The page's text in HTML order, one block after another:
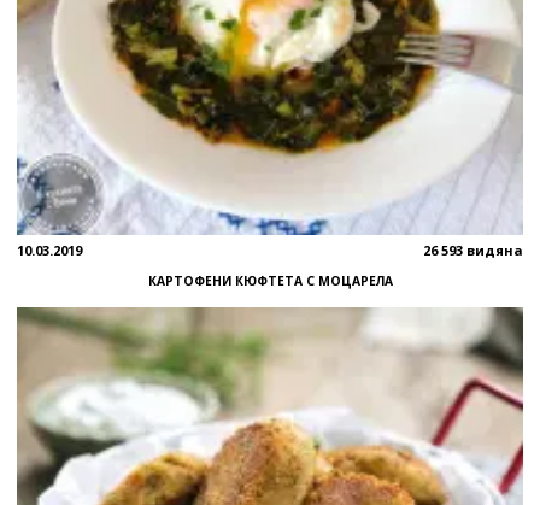
10.03.2019 26 593 видяна
КАРТОФЕНИ КЮФТЕТА С МОЦАРЕЛА